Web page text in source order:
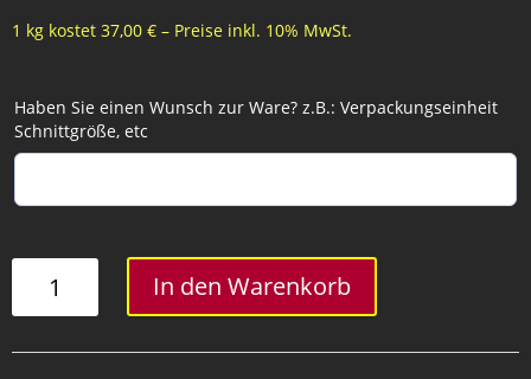
1 kg kostet 37,00 € – Preise inkl. 10% MwSt.
Haben Sie einen Wunsch zur Ware? z.B.: Verpackungseinheit
Schnittgröße, etc
Menge
In den Warenkorb